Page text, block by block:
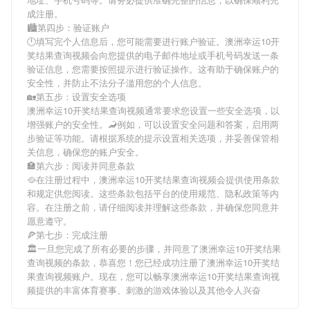
成注册。
🏙第四步：验证账户
🕛填写完个人信息后，您可能需要进行账户验证。 澳洲幸运10开
奖结果查询视频会向您提供的电子邮件地址或手机号码发送一条
验证信息，您需要按照提示进行验证操作。这有助于确保账户的
安全性，并防止不法分子滥用您的个人信息。
🏡第五步：设置安全选项
澳洲幸运10开奖结果查询视频通常要求您设置一些安全选项，以
增强账户的安全性。🦂例如，可以设置安全问题和答案，启用两
步验证等功能。请根据系统的提示设置相关选项，并妥善保管相
关信息，确保您的账户安全。
🏣第六步：阅读并同意条款
🥘在注册过程中， 澳洲幸运10开奖结果查询视频会提供使用条款
和规定供您阅读。这些条款包括平台的使用规范、隐私政策等内
容。在注册之前，请仔细阅读并理解这些条款，并确保您同意并
愿意遵守。
🍕第七步：完成注册
🏛一旦您完成了所有必要的步骤，并同意了澳洲幸运10开奖结果
查询视频的条款，恭喜您！您已经成功注册了澳洲幸运10开奖结
果查询视频账户。现在，您可以畅享澳洲幸运10开奖结果查询视
频提供的丰富体育赛事、刺激的游戏体验以及其他令人兴奋